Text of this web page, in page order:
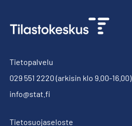
Tietopalvelu
029 551 2220 (arkisin klo 9.00-16.00)
info@stat.fi
Tietosuojaseloste